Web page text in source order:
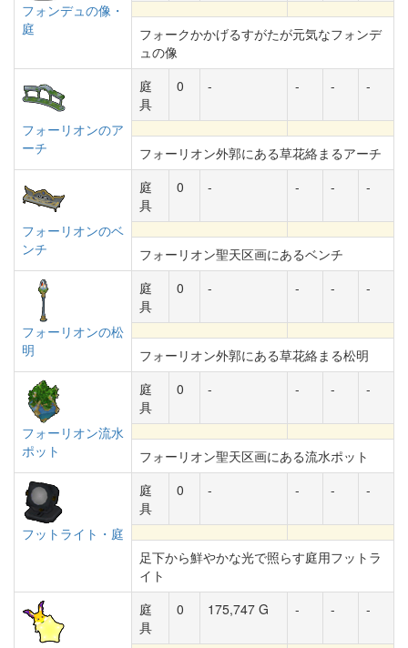
フォンデュの像・
庭
フォークかかげるすがたが元気なフォンデ
ュの像
フォーリオンのア
ーチ
庭
具
0 - - - -
フォーリオン外郭にある草花絡まるアーチ
フォーリオンのベ
ンチ
庭
具
0 - - - -
フォーリオン聖天区画にあるベンチ
フォーリオンの松
明
庭
具
0 - - - -
フォーリオン外郭にある草花絡まる松明
フォーリオン流水
ポット
庭
具
0 - - - -
フォーリオン聖天区画にある流水ポット
フットライト・庭
庭
具
0 - - - -
足下から鮮やかな光で照らす庭用フットラ
イト
庭
具
0 175,747 G - - -